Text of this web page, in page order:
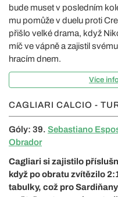
bude muset v posledním
mu pomůže v duelu proti
přišlo velké drama, když
míč ve vápně a zajistil
hracím dnem.
Více
CAGLIARI CALCIO -
Góly: 39. Sebastiano
Obrador
Cagliari si zajistilo
když po obratu zvítězilo
tabulky, což pro